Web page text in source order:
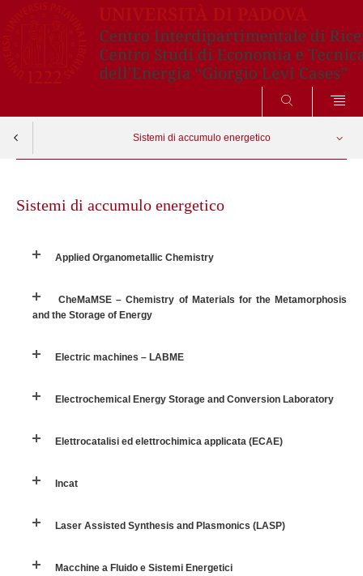
CERCA
Sistemi di accumulo energetico
Electrochemical Energy Storage and Conversion Laboratory
Elettrocatalisi ed elettrochimica applicata (ECAE)
Laser Assisted Synthesis and Plasmonics (LASP)
Macchine a Fluido e Sistemi Energetici
Modeling Analysis and Research in Turbomachinery and Energy Systems
contentSistemi di accumulo energetico
Applied Organometallic Chemistry
CheMaMSE – Chemistry of Materials for the Metamorphosis
and the Storage of Energy
Electric machines – LABME
Electrochemical Energy Storage and Conversion Laboratory
Elettrocatalisi ed elettrochimica applicata (ECAE)
Incat
Laser Assisted Synthesis and Plasmonics (LASP)
Macchine a Fluido e Sistemi Energetici